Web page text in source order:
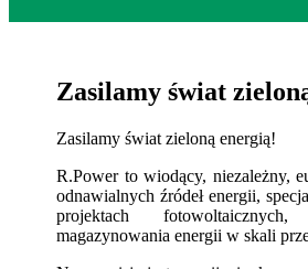
Zasilamy świat
Zasilamy świat zieloną energią!
R.Power to wiodący, niezależny,
odnawialnych źródeł energii,
projektach
magazynowania energii w skali